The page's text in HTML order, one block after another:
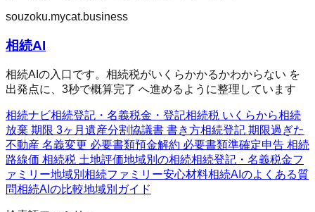
souzoku.mycat.business
相続AI
相続AIの入口です。相続税がいくらかかるかわからない を
出発点に、3秒で概算完了 へ進めるように整理しています
相続ナビ相続登記・名義税金・登記相続税 いくらから相続
放棄 期限 3ヶ月 遺産分割協議書 書き方相続登記 期限過ぎた
不動産 名義変更 必要書類預金解約 必要書類準確定申告 相続
路線価 相続税 土地評価地域別の相続相続登記・名義税金フ
ァミリー地域別相続ファミリー安心材料相続AIのよくある質
問相続AIの比較地域別ガイド